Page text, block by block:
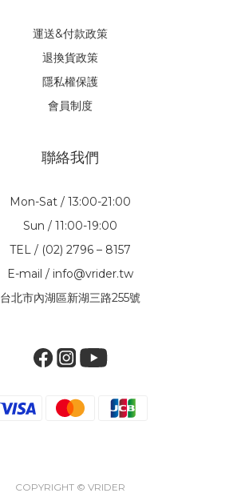
運送&付款政策
退換貨政策
隱私權保護
會員制度
聯絡我們
Mon-Sat / 13:00-21:00
Sun / 11:00-19:00
TEL / (02) 2796 – 8157
E-mail / info@vrider.tw
台北市內湖區新湖三路255號
COPYRIGHT © VRIDER